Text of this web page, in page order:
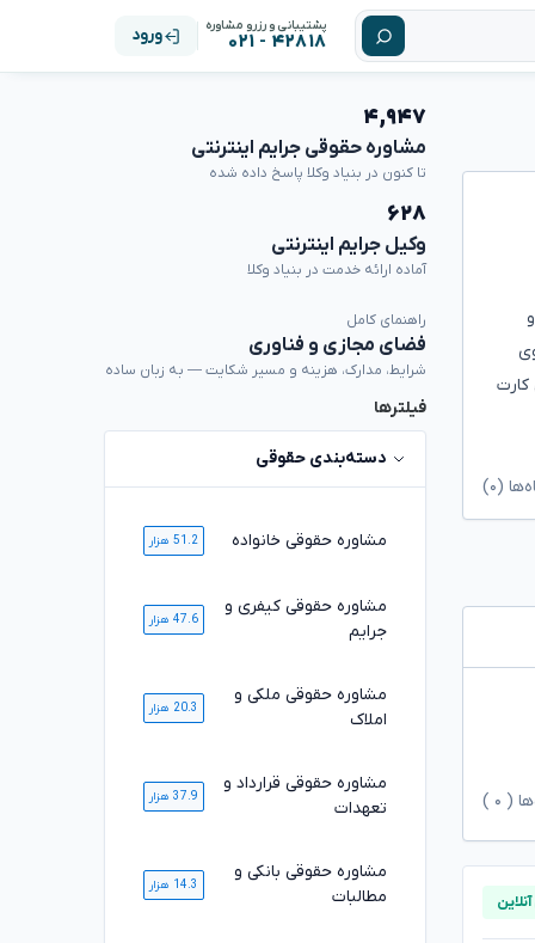
پشتیبانی و رزرو مشاوره
۴۲۸۱۸ - ۰۲۱ ورود
(۰)
( ۰
۴,۹۴۷
مشاوره حقوقی جرایم اینترنتی
تا کنون در بنیاد وکلا پاسخ داده شده
۶۲۸
وکیل جرایم اینترنتی
آماده ارائه خدمت در بنیاد وکلا
راهنمای کامل
فضای مجازی و فناوری
شرایط، مدارک، هزینه و مسیر شکایت — به زبان ساده
فیلترها
دسته‌بندی حقوقی
مشاوره حقوقی خانواده 51.2 هزار
مشاوره حقوقی کیفری و
جرایم
47.6 هزار
مشاوره حقوقی ملکی و
املاک
20.3 هزار
مشاوره حقوقی قرارداد و
تعهدات
37.9 هزار
مشاوره حقوقی بانکی و
مطالبات
14.3 هزار